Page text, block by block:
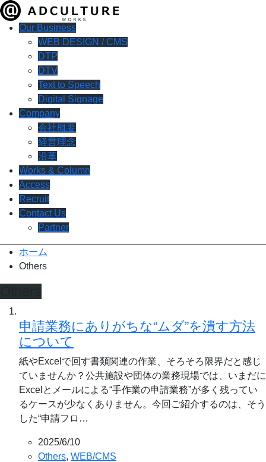
Our Business
WEB DESIGN / CMS
DTP
DTV
Text to Speech
Digital Signage
Company
会社概要
経営理念
沿革
Works & Column
Access
Recruit
Contact Us
Partner
ホーム
Others
申請業務にありがちな“ムダ”を潰す方法
について
紙やExcelで回す書類関連の作業、そろそろ限界だと感じ
ていませんか？公共施設や団体の業務現場では、いまだに
Excelとメールによる“手作業の申請業務”が多く残ってい
るケースが少なくありません。今回ご紹介するのは、そう
した“申請フロ…
2025/6/10
Others, WEB/CMS